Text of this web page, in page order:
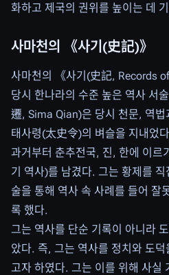
화하고 제국의 권위를 높이는 데
사마천의 《사기(史記)》
사마천의 《사기(史記, Records
당시 한나라의 수준 높은 역사 서
遷, Sima Qian)은 당시 천문, 역법
태사령(太史令)의 벼슬을 지내었
과거부터 춘추전국, 진, 한에 이르
기 역사)를 남겼다. 그는 황제를
술을 통해 역사 속 사례를 들어 잘
록 했다.
그는 역사를 단순 기록이 아니라
았다. 즉, 그는 역사를 정치와 도
고자 하였다. 그는 이를 위해 사실